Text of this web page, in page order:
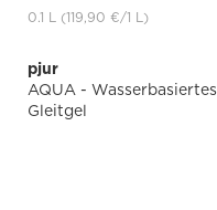
0.1 L (119,90 €/1 L)
pjur
AQUA - Wasserbasiertes
Gleitgel